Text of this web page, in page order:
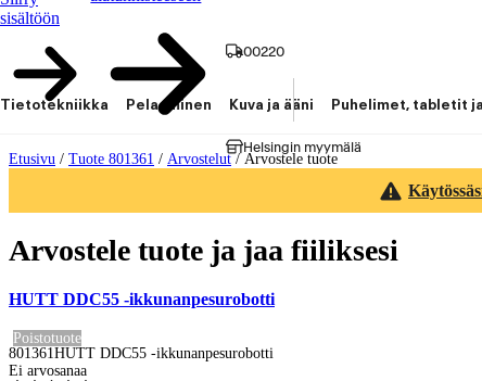
sisältöön
00220
Helsingin myymälä
Tietotekniikka Pelaaminen Kuva ja ääni Puhelimet, tabletit
Etusivu / Tuote 801361 / Arvostelut/ Arvostele tuote
Arvostele tuote ja jaa fiiliksesi
HUTT DDC55 -ikkunanpesurobotti
Poistotuote
801361HUTT DDC55 -ikkunanpesurobotti
Ei arvosanaa